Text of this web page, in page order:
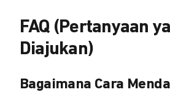
FAQ (Pertanyaan
Diajukan)
Bagaimana Cara